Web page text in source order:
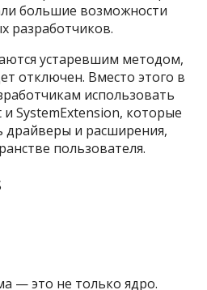
боль­шие воз­можнос­ти
раз­работ­чиков.
уста­рев­шим методом,
отклю­чен. Вмес­то это­го в
исполь­зовать
SystemExtension, которые
драй­веры и рас­ширения,
поль­зовате­ля.
— это не толь­ко ядро.